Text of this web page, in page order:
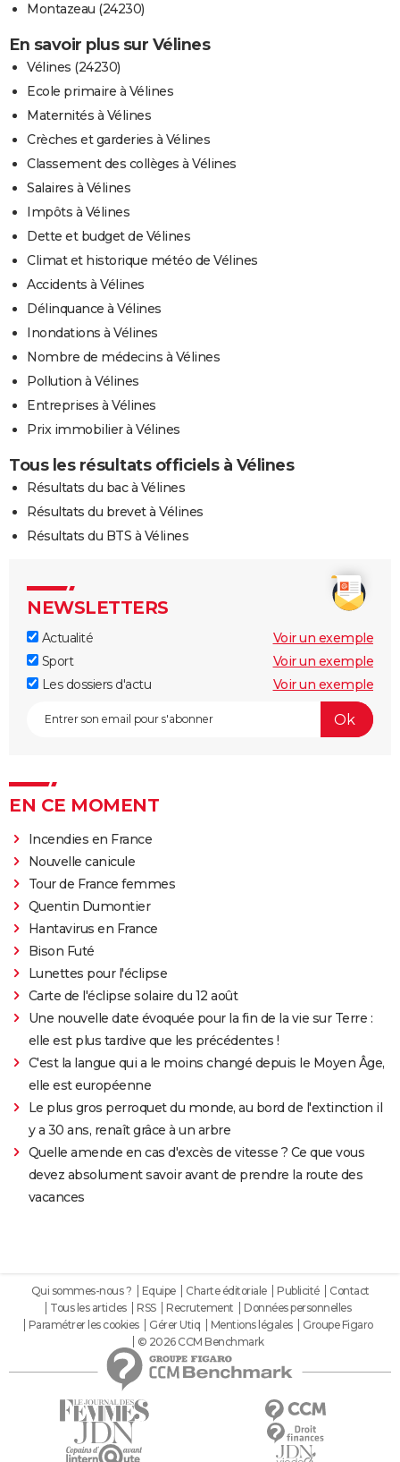
Montazeau (24230)
En savoir plus sur Vélines
Vélines (24230)
Ecole primaire à Vélines
Maternités à Vélines
Crèches et garderies à Vélines
Classement des collèges à Vélines
Salaires à Vélines
Impôts à Vélines
Dette et budget de Vélines
Climat et historique météo de Vélines
Accidents à Vélines
Délinquance à Vélines
Inondations à Vélines
Nombre de médecins à Vélines
Pollution à Vélines
Entreprises à Vélines
Prix immobilier à Vélines
Tous les résultats officiels à Vélines
Résultats du bac à Vélines
Résultats du brevet à Vélines
Résultats du BTS à Vélines
NEWSLETTERS
Actualité
Voir un exemple
Sport
Voir un exemple
Les dossiers d'actu
Voir un exemple
EN CE MOMENT
Incendies en France
Nouvelle canicule
Tour de France femmes
Quentin Dumontier
Hantavirus en France
Bison Futé
Lunettes pour l'éclipse
Carte de l'éclipse solaire du 12 août
Une nouvelle date évoquée pour la fin de la vie sur Terre :
elle est plus tardive que les précédentes !
C'est la langue qui a le moins changé depuis le Moyen Âge,
elle est européenne
Le plus gros perroquet du monde, au bord de l'extinction il
y a 30 ans, renaît grâce à un arbre
Quelle amende en cas d'excès de vitesse ? Ce que vous
devez absolument savoir avant de prendre la route des
vacances
Qui sommes-nous ? Equipe Charte éditoriale Publicité
Contact
Tous les articles
RSS Recrutement
Données personnelles
Paramétrer les cookies
Gérer Utiq Mentions légales
Groupe Figaro
© 2026 CCM Benchmark